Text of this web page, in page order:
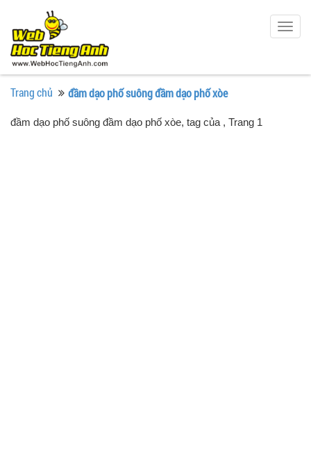
Trang chủ đầm dạo phố suông đầm dạo phố xòe
đầm dạo phố suông đầm dạo phố xòe, tag của , Trang 1